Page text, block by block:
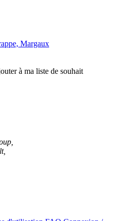
Margaux
à ma liste de souhait